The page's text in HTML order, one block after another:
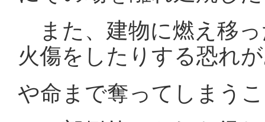
また、建物に燃え移
火傷をしたりする恐れ
や命まで奪ってしまう